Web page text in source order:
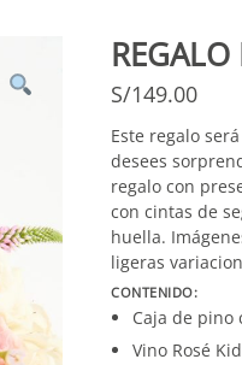
S/149.00
Este regalo
desees
regalo con
con cintas de
huella.
ligeras
CONTENIDO:
Caja de pino
Vino Rosé